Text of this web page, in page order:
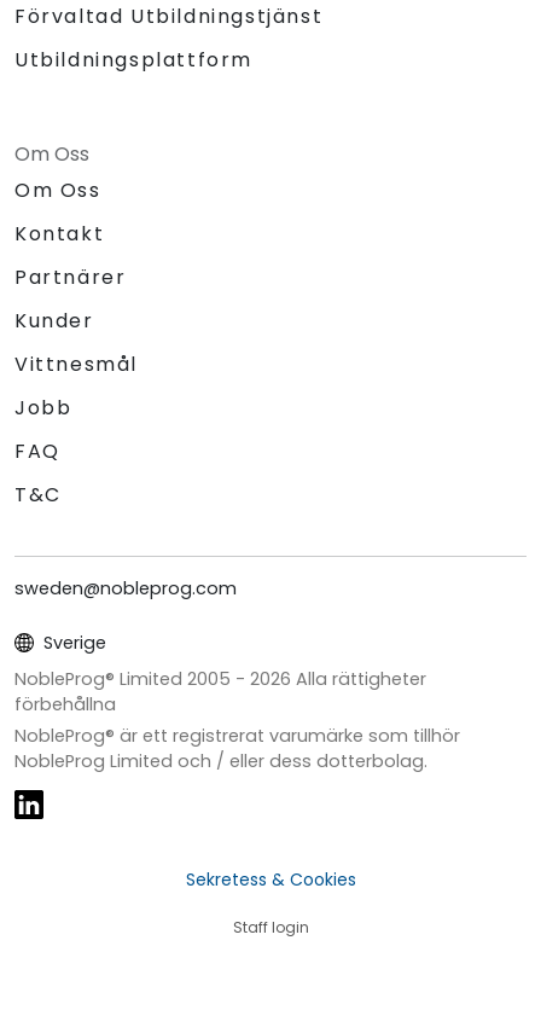
Förvaltad Utbildningstjänst
Utbildningsplattform
Om Oss
Om Oss
Kontakt
Partnärer
Kunder
Vittnesmål
Jobb
FAQ
T&C
sweden@nobleprog.com
Sverige
NobleProg® Limited 2005 - 2026 Alla rättigheter
förbehållna
NobleProg® är ett registrerat varumärke som tillhör
NobleProg Limited och / eller dess dotterbolag.
Sekretess & Cookies
Staff login